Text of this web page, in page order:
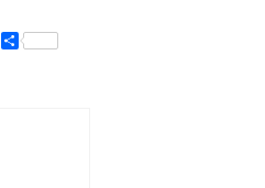
Share